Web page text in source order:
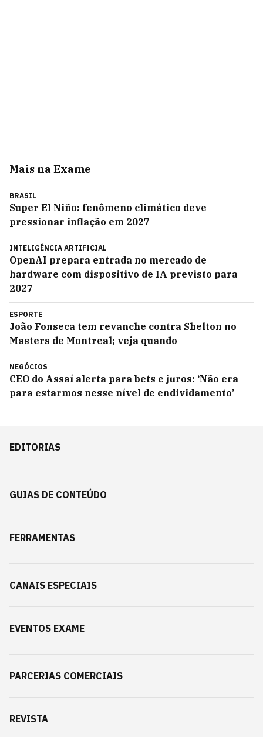
Mais na Exame
BRASIL
Super El Niño: fenômeno climático deve
pressionar inflação em 2027
INTELIGÊNCIA ARTIFICIAL
OpenAI prepara entrada no mercado de
hardware com dispositivo de IA previsto para
2027
ESPORTE
João Fonseca tem revanche contra Shelton no
Masters de Montreal; veja quando
NEGÓCIOS
CEO do Assaí alerta para bets e juros: ‘Não era
para estarmos nesse nível de endividamento’
EDITORIAS
GUIAS DE CONTEÚDO
FERRAMENTAS
CANAIS ESPECIAIS
EVENTOS EXAME
PARCERIAS COMERCIAIS
REVISTA